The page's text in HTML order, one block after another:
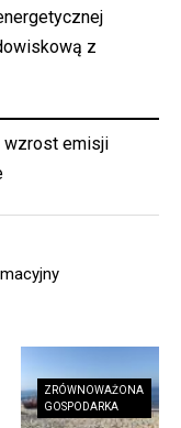
z
wzrost emisji
ZRÓWNOWAŻONA
GOSPODARKA